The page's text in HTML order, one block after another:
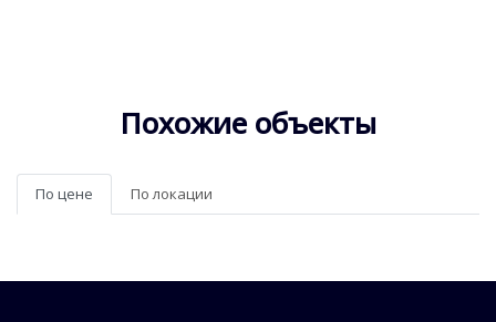
Похожие объекты
По цене По локации